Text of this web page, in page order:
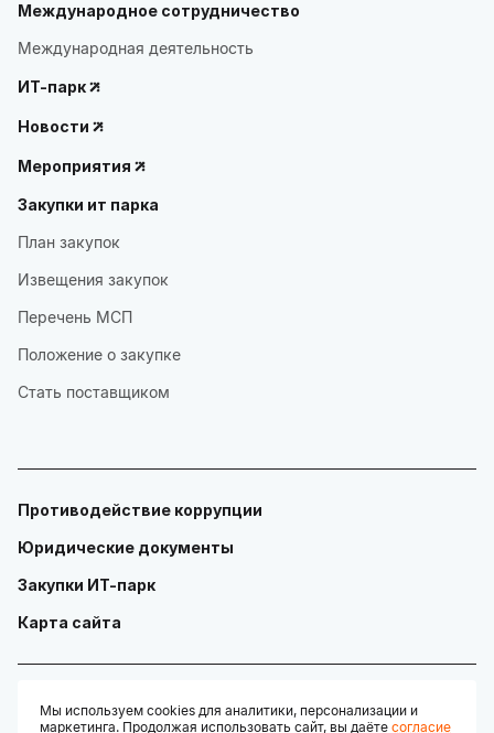
Международное сотрудничество
Международная деятельность
ИТ-парк
Новости
Мероприятия
Закупки ит парка
План закупок
Извещения закупок
Перечень МСП
Положение о закупке
Стать поставщиком
Противодействие коррупции
Юридические документы
Закупки ИТ-парк
Карта сайта
Мы используем cookies для аналитики, персонализации и
маркетинга. Продолжая использовать сайт, вы даёте согласие